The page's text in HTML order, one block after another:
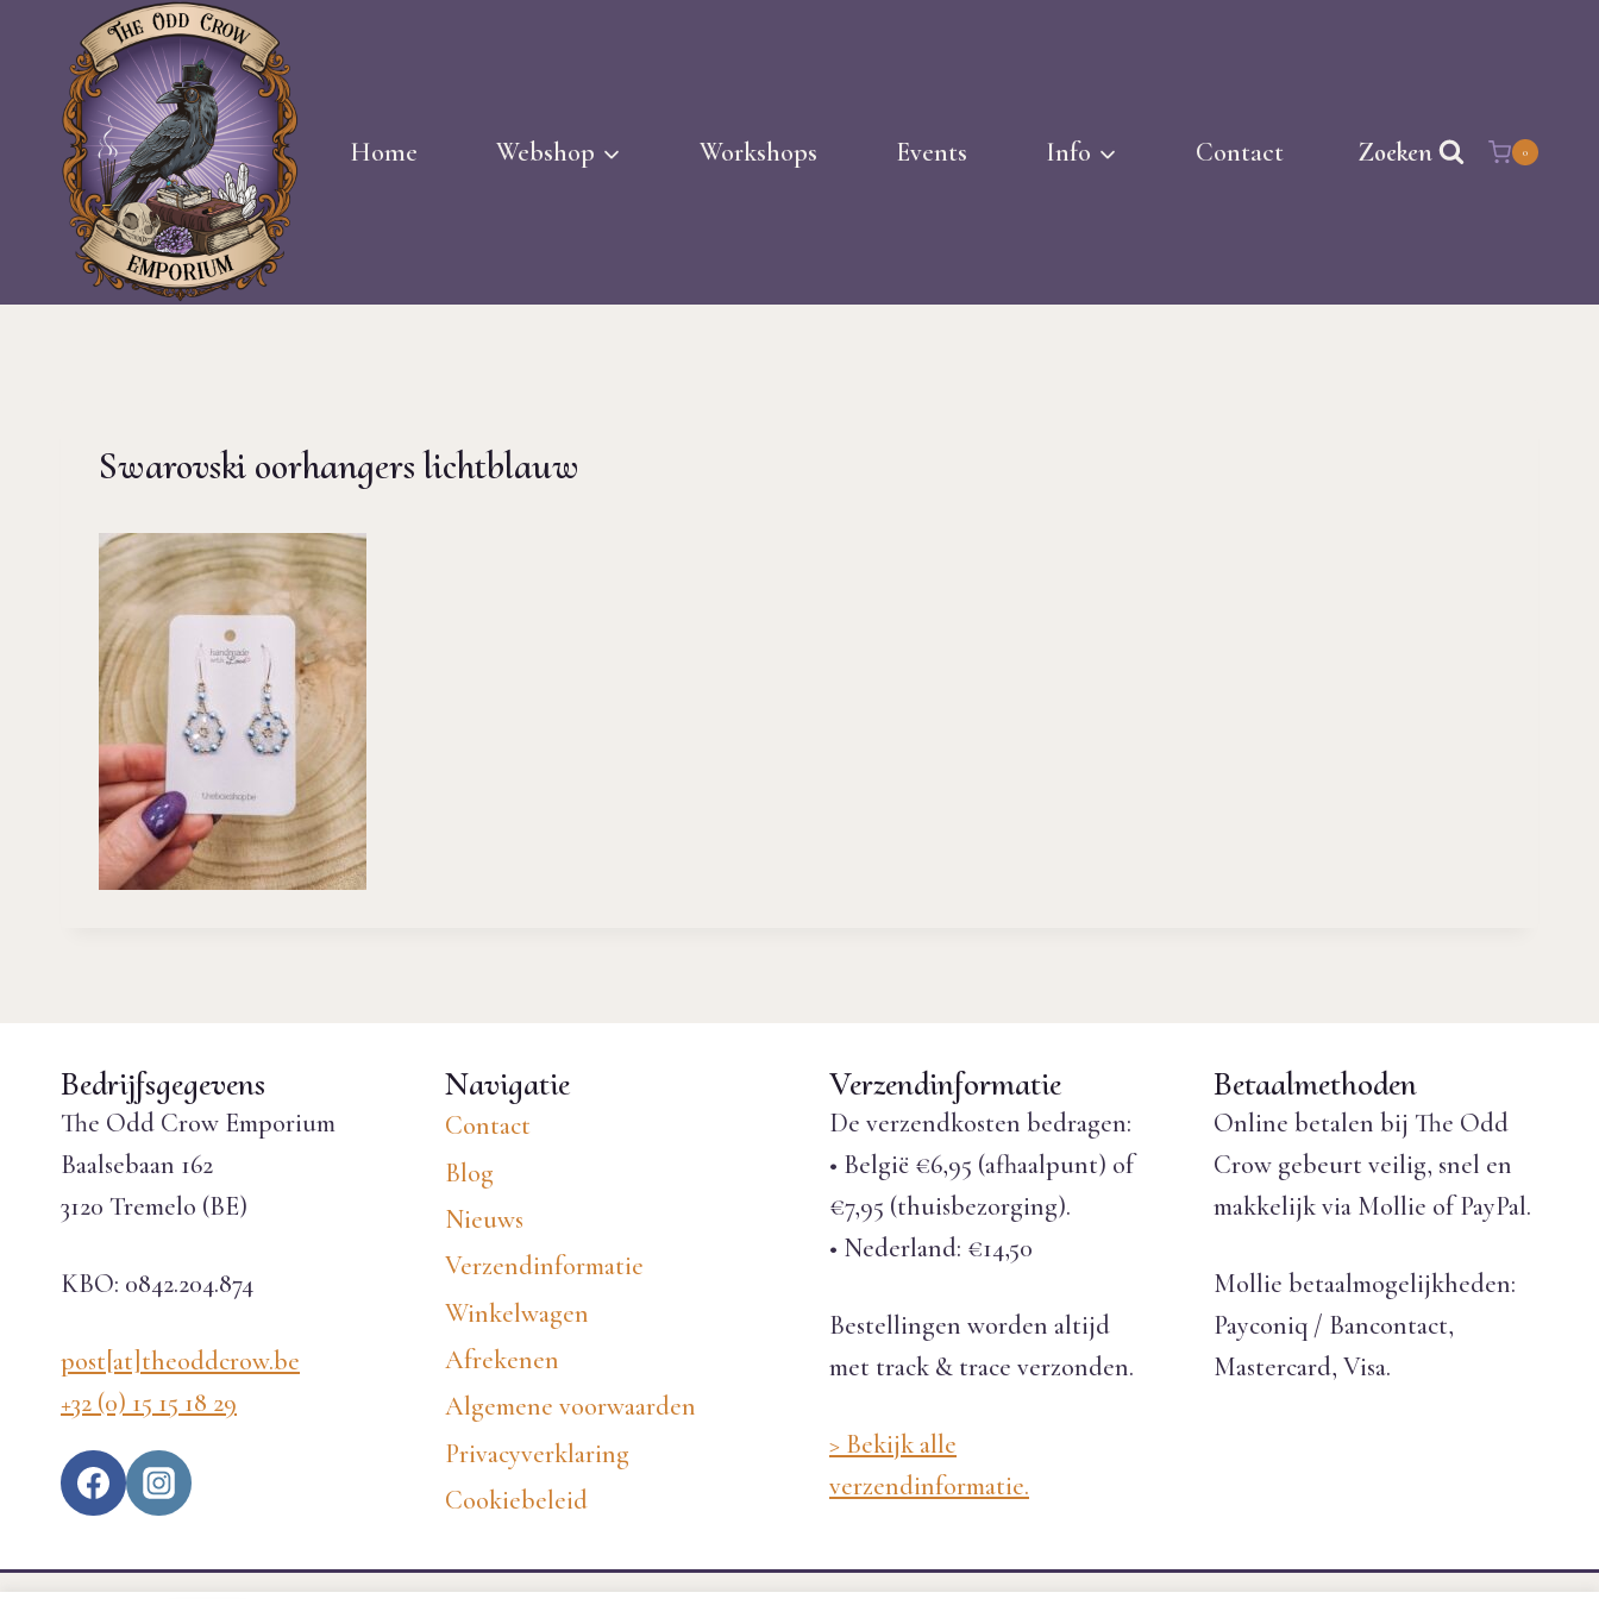
Doorgaan
inhoud
Home
Webshop Workshops Events Info Contact Zoeken 0
Swarovski oorhangers lichtblauw
Bedrijfsgegevens
The Odd Crow Emporium
Baalsebaan 162
3120 Tremelo (BE)
KBO: 0842.204.874
post[at]theoddcrow.be
+32 (0) 15 15 18 29
Navigatie
Contact
Blog
Nieuws
Verzendinformatie
Winkelwagen
Afrekenen
Algemene voorwaarden
Privacyverklaring
Cookiebeleid
Verzendinformatie
De verzendkosten bedragen:
• België €6,95 (afhaalpunt) of
€7,95 (thuisbezorging).
• Nederland: €14,50
Bestellingen worden altijd
met track & trace verzonden.
> Bekijk alle
verzendinformatie.
Betaalmethoden
Online betalen bij The Odd
Crow gebeurt veilig, snel en
makkelijk via Mollie of PayPal.
Mollie betaalmogelijkheden:
Payconiq / Bancontact,
Mastercard, Visa.
EN